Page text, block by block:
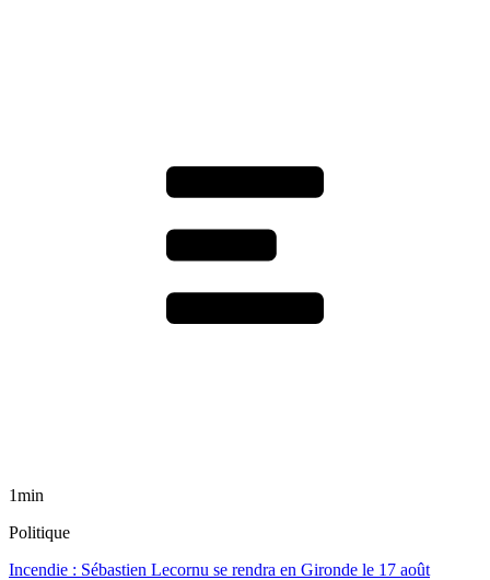
1min
Politique
Incendie : Sébastien Lecornu se rendra en Gironde le 17 août